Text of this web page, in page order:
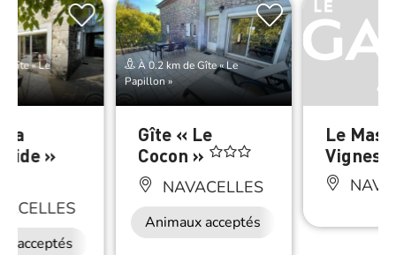
Gîte « Le
»
acceptés
À 0.2 km de Gîte « Le
Papillon »
Gîte « Le
Cocon »
NAVACELLES
Animaux acceptés
Le Mas
Vignes